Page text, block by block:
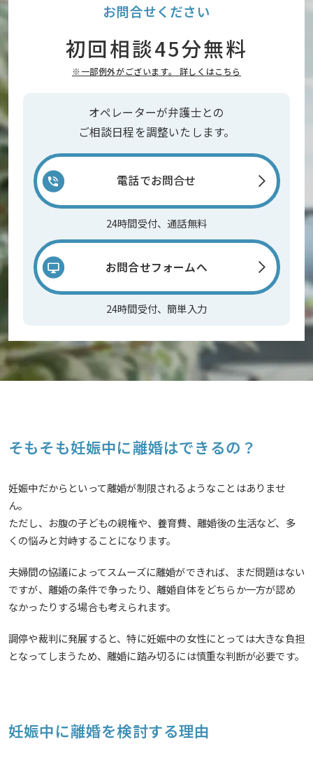
お問合せください
初回相談45分無料
※一部例外がございます。 詳しくはこちら
オペレーターが弁護士との
ご相談日程を調整いたします。
電話でお問合せ
24時間受付、通話無料
お問合せフォームへ
24時間受付、簡単入力
そもそも妊娠中に離婚はできるの？
妊娠中だからといって離婚が制限されるようなことはありませ
ん。
ただし、お腹の子どもの親権や、養育費、離婚後の生活など、多
くの悩みと対峙することになります。
夫婦間の協議によってスムーズに離婚ができれば、まだ問題はない
ですが、離婚の条件で争ったり、離婚自体をどちらか一方が認め
なかったりする場合も考えられます。
調停や裁判に発展すると、特に妊娠中の女性にとっては大きな負担
となってしまうため、離婚に踏み切るには慎重な判断が必要です。
妊娠中に離婚を検討する理由